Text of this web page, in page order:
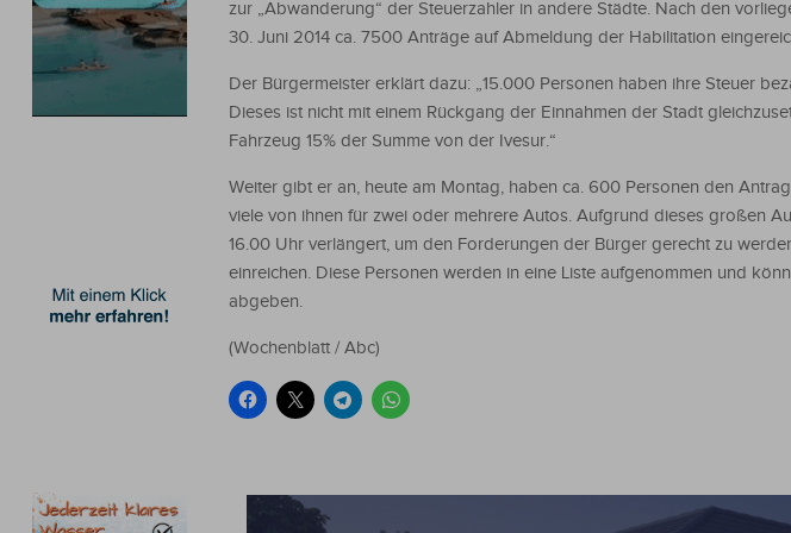
zur „Abwanderung“ der Steuerzahler in andere Städte. Nach den
30. Juni 2014 ca. 7500 Anträge auf Abmeldung der Habilitation
Der Bürgermeister erklärt dazu: „15.000 Personen haben ihre Steuer
Dieses ist nicht mit einem Rückgang der Einnahmen der Stadt
Fahrzeug 15% der Summe von der Ivesur.“
Weiter gibt er an, heute am Montag, haben ca. 600 Personen den
viele von ihnen für zwei oder mehrere Autos. Aufgrund dieses großen
16.00 Uhr verlängert, um den Forderungen der Bürger gerecht zu
einreichen. Diese Personen werden in eine Liste aufgenommen und
abgeben.
(Wochenblatt / Abc)